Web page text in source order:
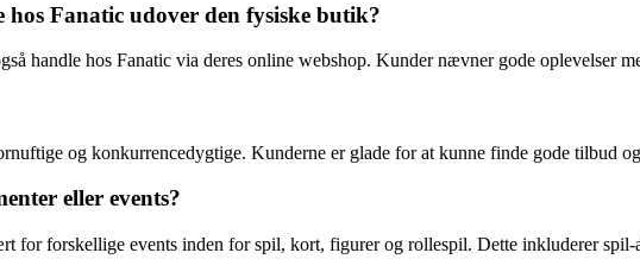
Fanatic udover den fysiske butik?
handle hos Fanatic via deres online webshop. Kunder nævner gode oplevelser
og konkurrencedygtige. Kunderne er glade for at kunne finde gode tilbud
eller events?
for forskellige events inden for spil, kort, figurer og rollespil. Dette inkluderer spil-